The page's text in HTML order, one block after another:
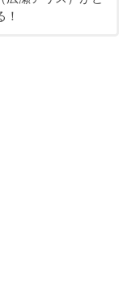
！